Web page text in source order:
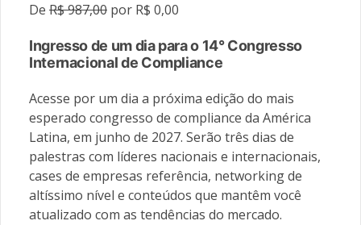
De R$ 987,00 por R$ 0,00
Ingresso de um dia para o 14° Congresso
Internacional de Compliance
Acesse por um dia a próxima edição do mais
esperado congresso de compliance da América
Latina, em junho de 2027. Serão três dias de
palestras com líderes nacionais e internacionais,
cases de empresas referência, networking de
altíssimo nível e conteúdos que mantêm você
atualizado com as tendências do mercado.